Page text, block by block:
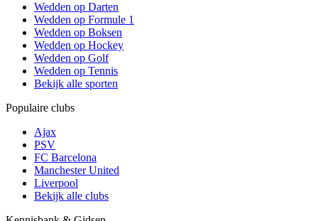
Wedden op Darten
Wedden op Formule 1
Wedden op Boksen
Wedden op Hockey
Wedden op Golf
Wedden op Tennis
Bekijk alle sporten
Populaire clubs
Ajax
PSV
FC Barcelona
Manchester United
Liverpool
Bekijk alle clubs